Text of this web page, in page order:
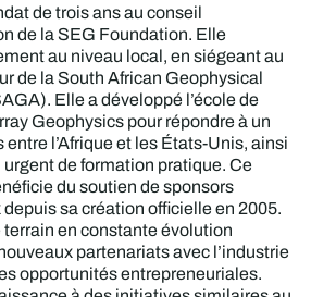
de trois ans au conseil
de la SEG Foundation. Elle
au niveau local, en siégeant au
de la South African Geophysical
Elle a développé l’école de
Geophysics pour répondre à un
entre l’Afrique et les États-Unis, ainsi
urgent de formation pratique. Ce
du soutien de sponsors
sa création officielle en 2005.
en constante évolution
partenariats avec l’industrie
opportunités entrepreneuriales.